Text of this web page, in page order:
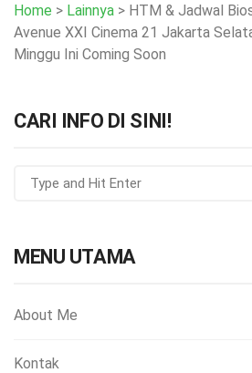
Home > Lainnya > HTM & Jadwal
Avenue XXI Cinema 21 Jakarta
Minggu Ini Coming Soon
CARI INFO DI SINI!
MENU UTAMA
About Me
Kontak